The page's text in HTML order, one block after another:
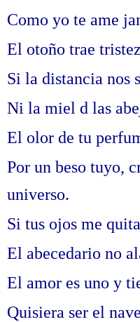
Como yo te ame
El otoño trae
Si la distancia nos
Ni la miel d las
El olor de tu
Por un beso tuyo,
universo.
Si tus ojos me
El abecedario no
El amor es uno y
Quisiera ser el